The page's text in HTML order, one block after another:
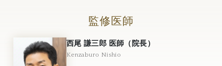
監修医師
西尾 謙三郎 医師（院長）
Kenzaburo Nishio